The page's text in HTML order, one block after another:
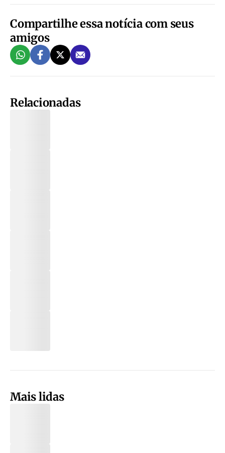
Compartilhe essa notícia com seus
amigos
Relacionadas
Mais lidas